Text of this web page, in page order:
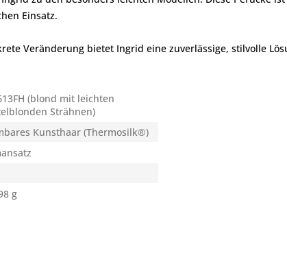
Einsatz.
Veränderung bietet Ingrid eine zuverlässige, stilvolle
(blond mit leichten
Strähnen)
Kunsthaar (Thermosilk®)
g